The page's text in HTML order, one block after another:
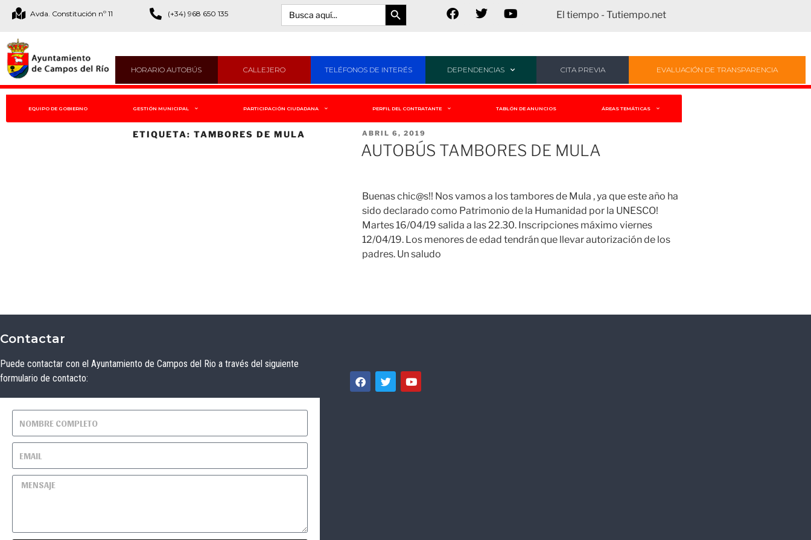
Avda. Constitución nº 11 (+34) 968 650 135 Buscar:
Botón de búsqueda
El tiempo - Tutiempo.net
HORARIO AUTOBÚS CALLEJERO TELÉFONOS DE INTERÉS DEPENDENCIAS CITA PREVIA EVALUACIÓN DE TRANSPARENCIA
EQUIPO DE GOBIERNO GESTIÓN MUNICIPAL PARTICIPACIÓN CIUDADANA PERFIL DEL CONTRATANTE TABLÓN DE ANUNCIOS ÁREAS TEMÁTICAS
ETIQUETA: TAMBORES DE MULA ABRIL 6, 2019
AUTOBÚS TAMBORES DE MULA
Buenas chic@s!! Nos vamos a los tambores de Mula , ya que este año ha
sido declarado como Patrimonio de la Humanidad por la UNESCO!
Martes 16/04/19 salida a las 22.30. Inscripciones máximo viernes
12/04/19. Los menores de edad tendrán que llevar autorización de los
padres. Un saludo
Contactar
Puede contactar con el Ayuntamiento de Campos del Rio a través del siguiente
formulario de contacto: